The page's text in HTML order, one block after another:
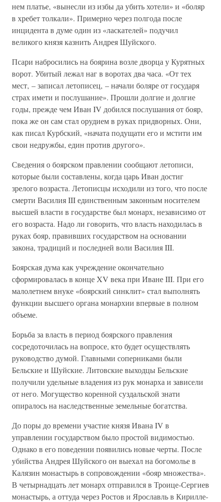
нем платье, «вынесли из избы да убить хотели» и «боляр
в хребет толкали». Примерно через полгода после
инцидента в думе один из «ласкателей» подучил
великого князя казнить Андрея Шуйского.
Псари набросились на боярина возле дворца у Курятных
ворот. Убитый лежал наг в воротах два часа. «От тех
мест, – записал летописец, – начали боляре от государя
страх имети и послушание». Прошли долгие и долгие
годы, прежде чем Иван IV добился послушания от бояр,
пока же он сам стал орудием в руках придворных. Они,
как писал Курбский, «начата подущати его и мстити им
свои недружбы, един против другого».
Сведения о боярском правлении сообщают летописи,
которые были составлены, когда царь Иван достиг
зрелого возраста. Летописцы исходили из того, что после
смерти Василия III единственным законным носителем
высшей власти в государстве был монарх, независимо от
его возраста. Надо ли говорить, что власть находилась в
руках бояр, правивших государством на основании
закона, традиций и последней воли Василия III.
Боярская дума как учреждение окончательно
сформировалась в конце XV века при Иване III. При его
малолетнем внуке «боярский синклит» стал выполнять
функции высшего органа монархии впервые в полном
объеме.
Борьба за власть в период боярского правления
сосредоточилась на вопросе, кто будет осуществлять
руководство думой. Главными соперниками были
Бельские и Шуйские. Литовские выходцы Бельские
получили удельные владения из рук монарха и зависели
от него. Могущество коренной суздальской знати
опиралось на наследственные земельные богатства.
До поры до времени участие князя Ивана IV в
управлении государством было простой видимостью.
Однако в его поведении появились новые черты. После
убийства Андрея Шуйского он выехал на богомолье в
Калязин монастырь в сопровождении «бояр множества».
В четырнадцать лет монарх отправился в Троице-Сергиев
монастырь, а оттуда через Ростов и Ярославль в Кирилле-